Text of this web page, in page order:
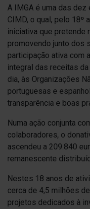
A IMGA é uma das
CIMD, o qual, pelo 18º
iniciativa que pretende
promovendo junto dos
participação ativa com
integral das receitas
dia, às Organizações
portuguesas e
transparência e boas
Numa ação conjunta
colaboradores, o
ascendeu a 209.840
remanescente
Nestes 18 anos de
cerca de 4,5 milhões
projetos dedicados à